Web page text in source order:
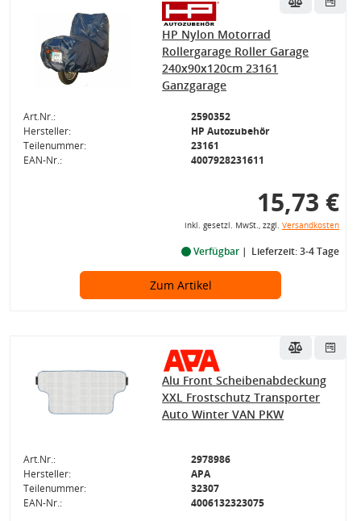
HP Nylon Motorrad
Rollergarage Roller Garage
240x90x120cm 23161
Ganzgarage
Art.Nr.:
2590352
Hersteller:
HP Autozubehör
Teilenummer:
23161
EAN-Nr.:
4007928231611
15,73 €
inkl. gesetzl. MwSt., zzgl. Versandkosten
Verfügbar Lieferzeit: 3-4 Tage
Zum Artikel
Alu Front Scheibenabdeckung
XXL Frostschutz Transporter
Auto Winter VAN PKW
Art.Nr.:
2978986
Hersteller:
APA
Teilenummer:
32307
EAN-Nr.:
4006132323075